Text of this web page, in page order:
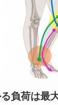
負荷は最